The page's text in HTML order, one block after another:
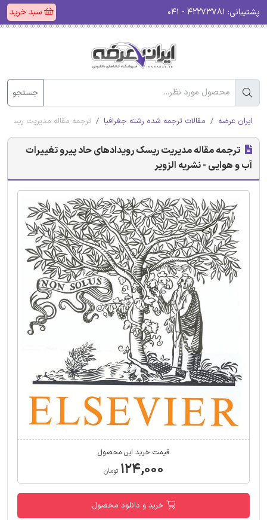
پشتیبانی: سبد خرید
جستجو
ایران عرضه مقالات ترجمه شده رشته جغرافیا ترجمه مقاله مدیریت ریسک
ترجمه مقاله مدیریت ریسک رویدادهای حاد پیرو تغییرات
آب و هوایی - نشریه الزویر
قیمت خرید این محصول
۱۲۴,۰۰۰ تومان
خرید و دانلود محصول